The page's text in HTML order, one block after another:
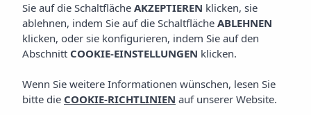
Frühstücksbüffet und snack bar
Vibra Isola Hotel
dem Sie aus einer Vielzahl von Produkten wählen können.
Unser Angebot bietet die richtige Mischung, damit Sie Ihre
Sie auf die Schaltfläche AKZEPTIEREN klicken, sie
ablehnen, indem Sie auf die Schaltfläche ABLEHNEN
klicken, oder sie konfigurieren, indem Sie auf den
Abschnitt COOKIE-EINSTELLUNGEN klicken.
Wenn Sie weitere Informationen wünschen, lesen Sie
bitte die COOKIE-RICHTLINIEN auf unserer Website.